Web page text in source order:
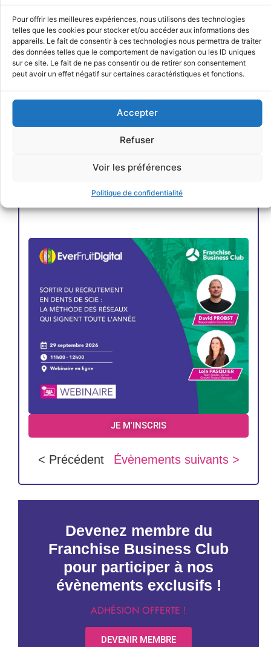
Pour offrir les meilleures expériences, nous utilisons des technologies
telles que les cookies pour stocker et/ou accéder aux informations des
appareils. Le fait de consentir à ces technologies nous permettra de traiter
des données telles que le comportement de navigation ou les ID uniques
sur ce site. Le fait de ne pas consentir ou de retirer son consentement
peut avoir un effet négatif sur certaines caractéristiques et fonctions.
Accepter
Refuser
Voir les préférences
Politique de confidentialité
JE M'INSCRIS
JE M'INSCRIS
< Précédent Évènements suivants >
Devenez membre du
Franchise Business Club
pour participer à nos
évènements exclusifs !
ADHÉSION OFFERTE !
DEVENIR MEMBRE